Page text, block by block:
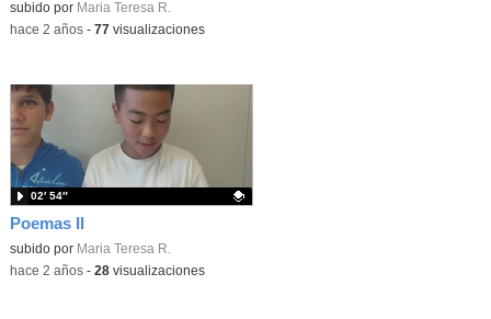
Contenido educativo.
subido por Maria Teresa R.
-hace 2 años- 77 visualizaciones
Poemas II
Contenido educativo.
subido por Maria Teresa R.
02′ 54″
-hace 2 años- 28visualizaciones